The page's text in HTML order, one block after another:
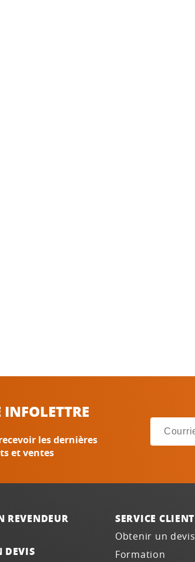
les dernières
et ventes
REVENDEUR
DEVIS
SERVICE CLIENT
Obtenir un devis
Formation